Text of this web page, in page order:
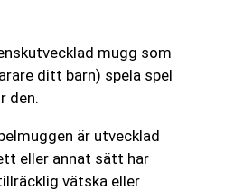
mugg som
ditt barn) spela spel
den.
är utvecklad
eller annat sätt har
vätska eller